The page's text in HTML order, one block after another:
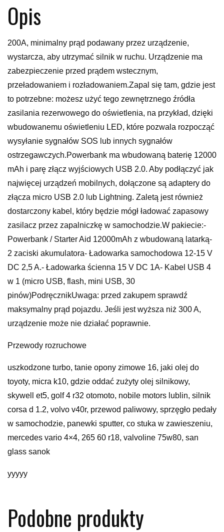
Opis
200A, minimalny prąd podawany przez urządzenie,
wystarcza, aby utrzymać silnik w ruchu. Urządzenie ma
zabezpieczenie przed prądem wstecznym,
przeładowaniem i rozładowaniem.Zapal się tam, gdzie jest
to potrzebne: możesz użyć tego zewnętrznego źródła
zasilania rezerwowego do oświetlenia, na przykład, dzięki
wbudowanemu oświetleniu LED, które pozwala rozpocząć
wysyłanie sygnałów SOS lub innych sygnałów
ostrzegawczych.Powerbank ma wbudowaną baterię 12000
mAh i parę złącz wyjściowych USB 2.0. Aby podłączyć jak
najwięcej urządzeń mobilnych, dołączone są adaptery do
złącza micro USB 2.0 lub Lightning. Zaletą jest również
dostarczony kabel, który będzie mógł ładować zapasowy
zasilacz przez zapalniczkę w samochodzie.W pakiecie:-
Powerbank / Starter Aid 12000mAh z wbudowaną latarką-
2 zaciski akumulatora- Ładowarka samochodowa 12-15 V
DC 2,5 A.- Ładowarka ścienna 15 V DC 1A- Kabel USB 4
w 1 (micro USB, flash, mini USB, 30
pinów)PodręcznikUwaga: przed zakupem sprawdź
maksymalny prąd pojazdu. Jeśli jest wyższa niż 300 A,
urządzenie może nie działać poprawnie.
Przewody rozruchowe
uszkodzone turbo, tanie opony zimowe 16, jaki olej do
toyoty, micra k10, gdzie oddać zużyty olej silnikowy,
skywell et5, golf 4 r32 otomoto, nobile motors lublin, silnik
corsa d 1.2, volvo v40r, przewod paliwowy, sprzęgło pedały
w samochodzie, panewki sputter, co stuka w zawieszeniu,
mercedes vario 4×4, 265 60 r18, valvoline 75w80, san
glass sanok
yyyyy
Podobne produkty